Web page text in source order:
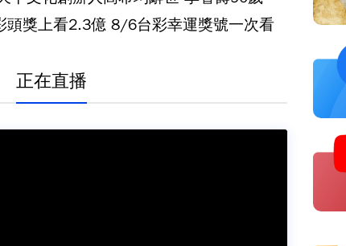
頭獎上看2.3億 8/6台彩幸運獎號一次看
正在直播